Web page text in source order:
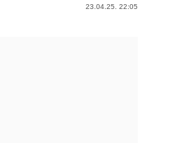
23.04.25. 22:05